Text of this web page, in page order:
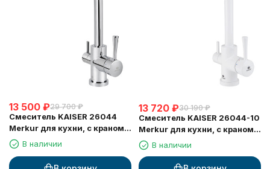
13 500 ₽29 700 ₽
Смеситель KAISER 26044
Merkur для кухни, с краном
для питьевой воды, хром
В наличии
13 720 ₽30 190 ₽
Смеситель KAISER 26044-10
Merkur для кухни, с краном
для питьевой воды, белый
глянц
В наличии